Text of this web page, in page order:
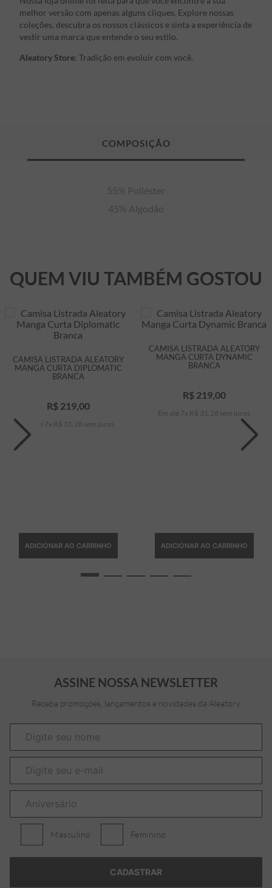
melhor versão com apenas alguns cliques. Explore nossas
coleções, descubra os nossos clássicos e sinta a experiência de
vestir uma marca que entende o seu estilo.
Aleatory Store: Tradição em evoluir com você.
55% Poliéster
45% Algodão
QUEM VIU TAMBÉM GOSTOU
CAMISA LISTRADA ALEATORY
MANGA CURTA DIPLOMATIC
BRANCA
R$ 219,00
Em até 7 x R$ 31 28 sem juros
ADICIONAR AO CARRINHO
CAMISA LISTRADA ALEATORY
MANGA CURTA DYNAMIC
BRANCA
R$ 219,00
Em até 7 x R$ 31 28 sem juros
ADICIONAR AO CARRINHO
ASSINE NOSSA NEWSLETTER
Receba promoções, lançamentos e novidades da Aleatory
Masculino Feminino